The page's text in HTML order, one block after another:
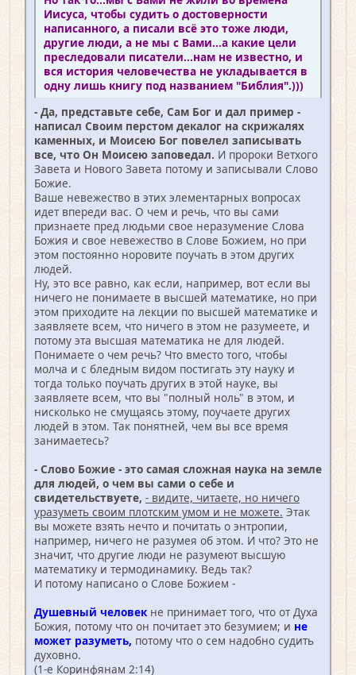
Иисуса, чтобы судить о достоверности
написанного, а писали всё это тоже люди,
другие люди, а не мы с Вами...а какие цели
преследовали писатели...нам не известно, и
вся история человечества не укладывается в
одну лишь книгу под названием "Библия".)))
- Да, представьте себе, Сам Бог и дал пример -
написал Своим перстом декалог на скрижалях
каменных, и Моисею Бог повелел записывать
все, что Он Моисею заповедал. И пророки Ветхого
Завета и Нового Завета потому и записывали Слово
Божие.
Ваше невежество в этих элементарных вопросах
идет впереди вас. О чем и речь, что вы сами
признаете пред людьми свое неразумение Слова
Божия и свое невежество в Слове Божием, но при
этом постоянно норовите поучать в этом других
людей.
Ну, это все равно, как если, например, вот если вы
ничего не понимаете в высшей математике, но при
этом приходите на лекции по высшей математике и
заявляете всем, что ничего в этом не разумеете, и
потому эта высшая математика не для людей.
Понимаете о чем речь? Что вместо того, чтобы
молча и с бледным видом постигать эту науку и
тогда только поучать других в этой науке, вы
заявляете всем, что вы "полный ноль" в этом, и
нисколько не смущаясь этому, поучаете других
людей в этом. Так понятней, чем вы все время
занимаетесь?
- Слово Божие - это самая сложная наука на земле
для людей, о чем вы сами о себе и
свидетельствуете, - видите, читаете, но ничего
уразуметь своим плотским умом и не можете. Этак
вы можете взять нечто и почитать о энтропии,
например, ничего не разумея об этом. И что? Это не
значит, что другие люди не разумеют высшую
математику и термодинамику. Ведь так?
И потому написано о Слове Божием -
Душевный человекне принимает того, что от Духа
Божия, потому что он почитает это безумием; и не
может разуметь, потому что о сем надобно судить
духовно.
(1-е Коринфянам 2:14)